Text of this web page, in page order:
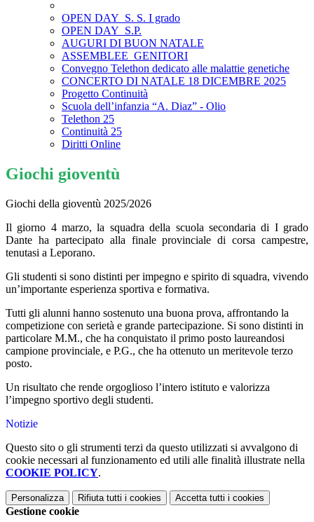
OPEN DAY_S. S. I grado
OPEN DAY_S.P.
AUGURI DI BUON NATALE
ASSEMBLEE_GENITORI
Convegno Telethon dedicato alle malattie genetiche
CONCERTO DI NATALE 18 DICEMBRE 2025
Progetto Continuità
Scuola dell’infanzia “A. Diaz” - Olio
Telethon 25
Continuità 25
Diritti Online
Giochi gioventù
Giochi della gioventù 2025/2026
Il giorno 4 marzo, la squadra della scuola secondaria di I grado
Dante ha partecipato alla finale provinciale di corsa campestre,
tenutasi a Leporano.
Gli studenti si sono distinti per impegno e spirito di squadra, vivendo
un’importante esperienza sportiva e formativa.
Tutti gli alunni hanno sostenuto una buona prova, affrontando la
competizione con serietà e grande partecipazione. Si sono distinti in
particolare M.M., che ha conquistato il primo posto laureandosi
campione provinciale, e P.G., che ha ottenuto un meritevole terzo
posto.
Un risultato che rende orgoglioso l’intero istituto e valorizza
l’impegno sportivo degli studenti.
Notizie
Questo sito o gli strumenti terzi da questo utilizzati si avvalgono di
cookie necessari al funzionamento ed utili alle finalità illustrate nella
COOKIE POLICY.
Personalizza Rifiuta tutti i cookies Accetta tutti i cookies
Gestione cookie